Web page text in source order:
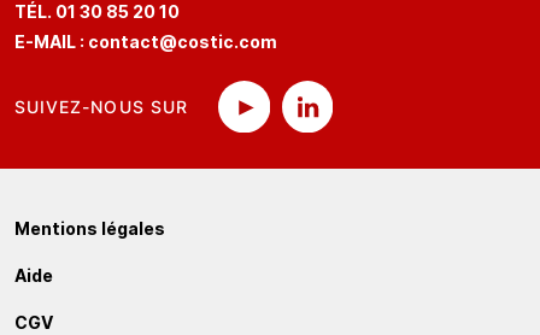
TÉL. 01 30 85 20 10
E-MAIL : contact@costic.com
SUIVEZ-NOUS SUR
Mentions légales
Aide
CGV